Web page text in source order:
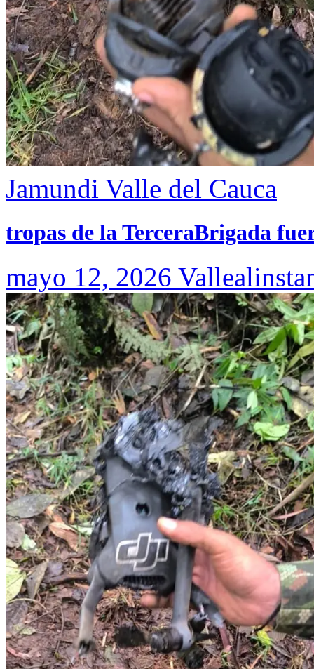
Jamundi Valle del Cauca
tropas de la TerceraBrigada
mayo 12, 2026